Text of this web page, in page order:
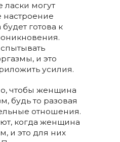
могут
готова к
и это
усилия.
чтобы женщина
будь то разовая
отношения.
когда женщина
и это для них